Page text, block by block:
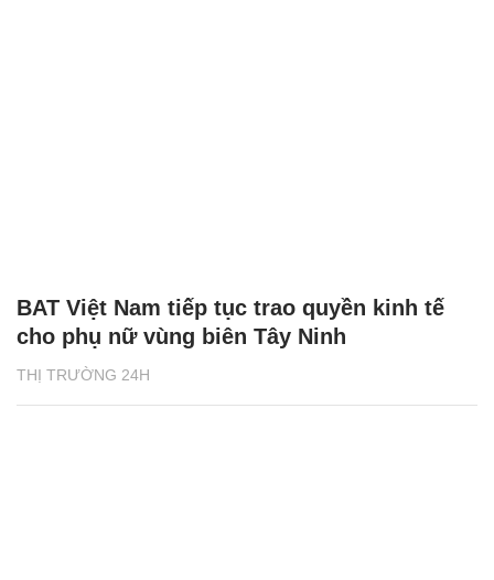
THỊ TRƯỜNG 24H
BAT Việt Nam tiếp tục trao quyền kinh tế
cho phụ nữ vùng biên Tây Ninh